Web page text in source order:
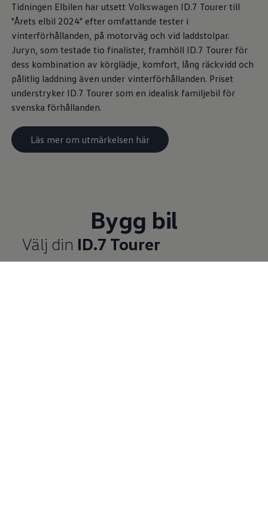
Tidningen Elbilen har utsett Volkswagen ID.7 Tourer till
"Årets elbil 2024" efter omfattande tester i
vinterförhållanden, på motorväg och vid laddstolpar.
Juryn, som testade tio finalister, framhöll ID.7 Tourer för
dess kombination av körglädje, komfort, lång räckvidd och
pålitlig laddning även under vinterförhållanden. Priset
understryker ID.7 Tourer som en idealisk familjebil för
svenska förhållanden.
Läs mer om utmärkelsen här
Bygg bil
Välj din ID.7 Tourer